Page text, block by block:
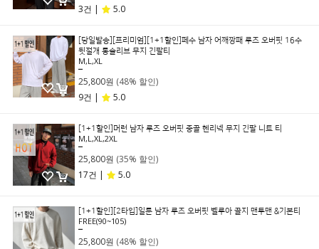
3건 |
5.0
[당일발송][프리미엄][1+1할인]페수 남자 어깨깡패 루즈 오버핏 16수
뒷절개 롱슬리브 무지 긴팔티
M,L,XL
25,800원 (48% 할인)
9건 |
5.0
[1+1할인]머런 남자 루즈 오버핏 중골 헨리넥 무지 긴팔 니트 티
M,L,XL,2XL
25,800원 (35% 할인)
17건 |
5.0
[1+1할인][2타입]일룬 남자 루즈 오버핏 벨루아 골지 맨투맨 &기본티
FREE(90~105)
25,800원 (48% 할인)